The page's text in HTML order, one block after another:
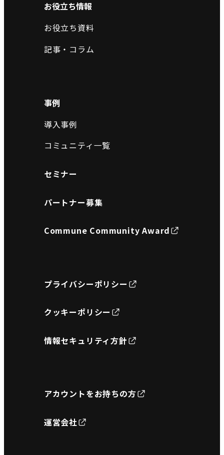
お役立ち情報
お役立ち資料
記事・コラム
事例
導入事例
コミュニティ一覧
セミナー
パートナー募集
Commune Community Award
プライバシーポリシー
クッキーポリシー
情報セキュリティ方針
アカウントをお持ちの方
運営会社